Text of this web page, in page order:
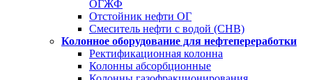
ОГЖФ
Отстойник нефти ОГ
Смеситель нефти с водой (СНВ)
Колонное оборудование для нефтепереработки
Ректификационная колонна
Колонны абсорбционные